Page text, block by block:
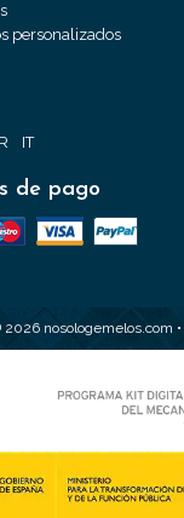
personalizados
IT
de pago
nosologemelos.com •